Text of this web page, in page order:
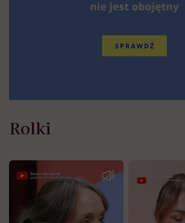
Rolki